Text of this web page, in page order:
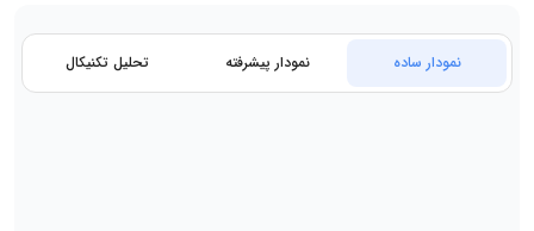
نمودار ساده نمودار پیشرفته تحلیل تکنیکال